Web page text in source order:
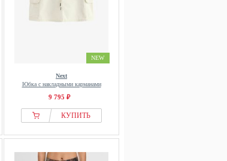
NEW
Next
Юбка с накладными карманами
9 795 ₽
КУПИТЬ